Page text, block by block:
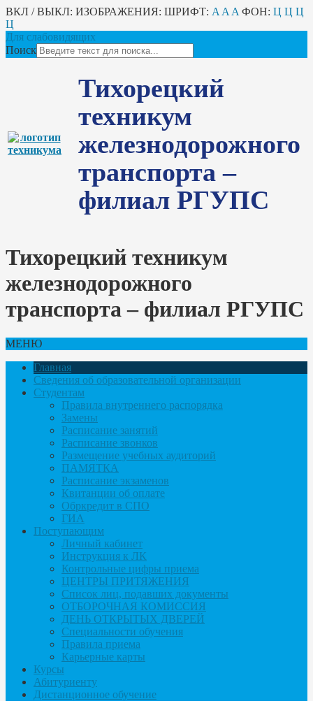
ВКЛ / ВЫКЛ: ИЗОБРАЖЕНИЯ: ШРИФТ: A A A ФОН: Ц Ц Ц
Ц
Для слабовидящих
Поиск
Тихорецкий
техникум
железнодорожного
транспорта –
филиал РГУПС
Тихорецкий техникум
железнодорожного
транспорта – филиал РГУПС
МЕНЮ
Главная
Сведения об образовательной организации
Студентам
Правила внутреннего распорядка
Замены
Расписание занятий
Расписание звонков
Размещение учебных аудиторий
ПАМЯТКА
Расписание экзаменов
Квитанции об оплате
Обркредит в СПО
ГИА
Поступающим
Личный кабинет
Инструкция к ЛК
Контрольные цифры приема
ЦЕНТРЫ ПРИТЯЖЕНИЯ
Список лиц, подавших документы
ОТБОРОЧНАЯ КОМИССИЯ
ДЕНЬ ОТКРЫТЫХ ДВЕРЕЙ
Специальности обучения
Правила приема
Карьерные карты
Курсы
Абитуриенту
Дистанционное обучение